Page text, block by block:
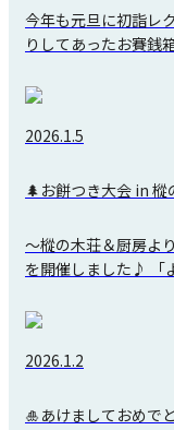
今年も元旦に初詣レ
りしてあったお賽銭
2026.1.5
🌲お餅つき大会 in 樅
～樅の木荘＆厨房よ
を開催しました♪ 「
2026.1.2
🎍あけましておめで